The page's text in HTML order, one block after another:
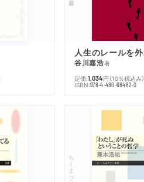
谷川嘉浩著
定価:1,034円 （10％税込み）
ISBN:978-4-480-68482-0
ちくまプリマー新書